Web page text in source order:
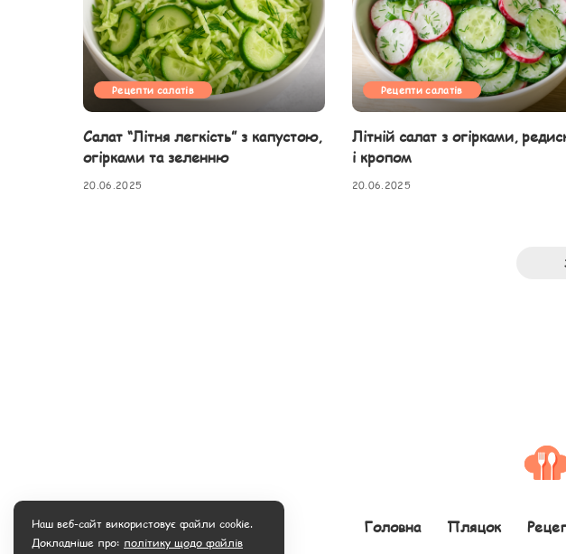
Рецепти салатів
Салат “Літня легкість” з капустою,
огірками та зеленню
20.06.2025
Рецепти салатів
Літній салат з огірками,
і кропом
20.06.2025
Головна Пляцок
Наш веб-сайт використовує файли cookie.
Докладніше про: політику щодо файлів